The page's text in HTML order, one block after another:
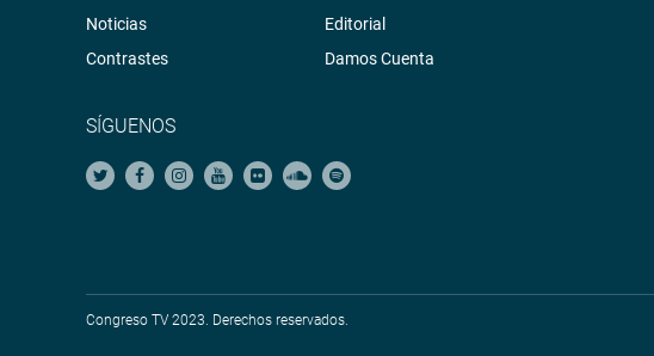
Noticias
Contrastes
Editorial
Damos Cuenta
SÍGUENOS
Congreso TV 2023. Derechos reservados.